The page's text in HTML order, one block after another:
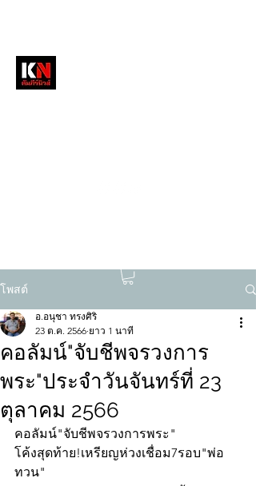
โพสต์
คอลัมน์"จับชีพจรวงการ
พระ"ประจำวันจันทร์ที่ 23
ตุลาคม 2566
อ.อนุชา ทรงศิริ
23 ต.ค. 2566 ยาว 1 นาที
คอลัมน์"จับชีพจรวงการพระ"
โค้งสุดท้าย!เหรียญห่วงเชื่อม7รอบ"พ่อ
ทวน"